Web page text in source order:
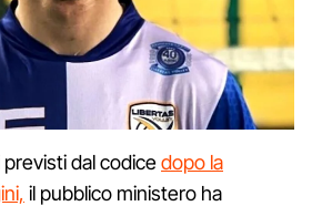
dal codicedopo la
il pubblico ministero ha